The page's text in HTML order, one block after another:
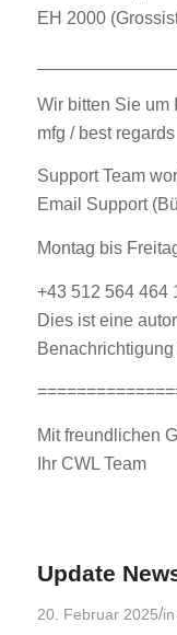
EH 2000
Wir bitten Sie um
mfg / best regards
Support Team
Email Support
Montag bis
+43 512 564 464
Dies ist eine
Mit freundlichen
Ihr CWL Team
Update
20. Februar 2025/in